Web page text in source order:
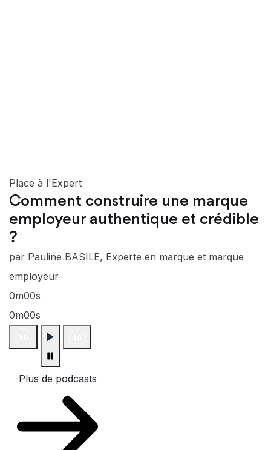
Place à l'Expert
Comment construire une marque
employeur authentique et crédible
?
par Pauline BASILE, Experte en marque et marque
employeur
0m00s
0m00s
Plus de podcasts